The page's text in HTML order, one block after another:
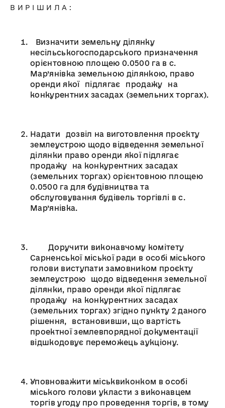
В И Р І Ш И Л А :
Визначити земельну ділянку
несільськогосподарського призначення
орієнтовною площею 0.0500 га в с.
Мар’янівка земельною ділянкою, право
оренди якої підлягає продажу на
конкурентних засадах (земельних торгах).
Надати дозвіл на виготовлення проєкту
землеустрою щодо відведення земельної
ділянки право оренди якої підлягає
продажу на конкурентних засадах
(земельних торгах) орієнтовною площею
0.0500 га для будівництва та
обслуговування будівель торгівлі в с.
Мар’янівка.
Доручити виконавчому комітету
Сарненської міської ради в особі міського
голови виступати замовником проєкту
землеустрою щодо відведення земельної
ділянки, право оренди якої підлягає
продажу на конкурентних засадах
(земельних торгах) згідно пункту 2 даного
рішення, встановивши, що вартість
проектної землевпорядної документації
відшкодовує переможець аукціону.
Уповноважити міськвиконком в особі
міського голови укласти з виконавцем
торгів угоду про проведення торгів, в тому